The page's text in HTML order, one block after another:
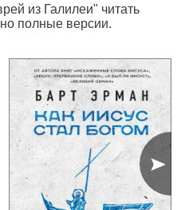
из Галилеи" читать
полные версии.